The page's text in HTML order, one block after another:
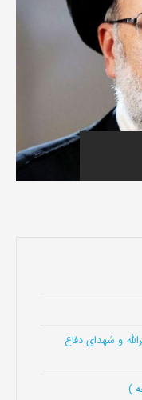
و شهدای دفاع